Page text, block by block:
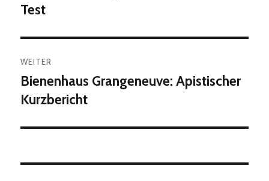
Beitrag:
Test
WEITER
Nächster
Beitrag:
Bienenhaus Grangeneuve‏: Apistischer
Kurzbericht